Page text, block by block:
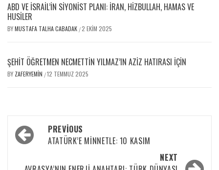
ABD VE İSRAIL’IN SIYONIST PLANI: İRAN, HIZBULLAH, HAMAS VE
HUSILER
BYMUSTAFA TALHA CABADAK /2 EKIM 2025
ŞEHİT ÖĞRETMEN NECMETTİN YILMAZ’IN AZİZ HATIRASI İÇİN
BY ZAFERYEMIN /12 TEMMUZ 2025
PREVIOUS
ATATÜRK’E MINNETLE: 10 KASIM
NEXT